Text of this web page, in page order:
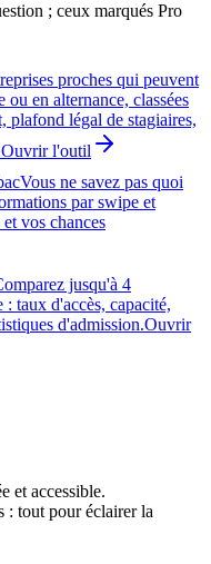
; ceux marqués Pro
proches qui peuvent
en alternance, classées
plafond légal de stagiaires,
Ouvrir l'outil
Vous ne savez pas quoi
par swipe et
vos chances
jusqu'à 4
taux d'accès, capacité,
d'admission.Ouvrir
et accessible.
: tout pour éclairer la